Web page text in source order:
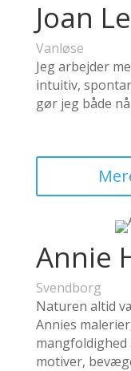
Joan
Vanløse
Jeg arbejder
intuitiv,
gør jeg både
Annie
Svendborg
Naturen altid
Annies
motiver,